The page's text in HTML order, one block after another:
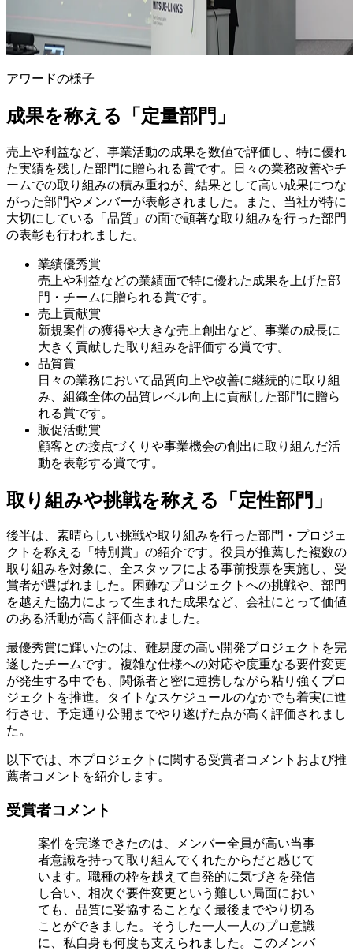
アワードの様子
成果を称える「定量部門」
売上や利益など、事業活動の成果を数値で評価し、特に優れ
た実績を残した部門に贈られる賞です。日々の業務改善やチ
ームでの取り組みの積み重ねが、結果として高い成果につな
がった部門やメンバーが表彰されました。また、当社が特に
大切にしている「品質」の面で顕著な取り組みを行った部門
の表彰も行われました。
業績優秀賞
売上や利益などの業績面で特に優れた成果を上げた部
門・チームに贈られる賞です。
売上貢献賞
新規案件の獲得や大きな売上創出など、事業の成長に
大きく貢献した取り組みを評価する賞です。
品質賞
日々の業務において品質向上や改善に継続的に取り組
み、組織全体の品質レベル向上に貢献した部門に贈ら
れる賞です。
販促活動賞
顧客との接点づくりや事業機会の創出に取り組んだ活
動を表彰する賞です。
取り組みや挑戦を称える「定性部門」
後半は、素晴らしい挑戦や取り組みを行った部門・プロジェ
クトを称える「特別賞」の紹介です。役員が推薦した複数の
取り組みを対象に、全スタッフによる事前投票を実施し、受
賞者が選ばれました。困難なプロジェクトへの挑戦や、部門
を越えた協力によって生まれた成果など、会社にとって価値
のある活動が高く評価されました。
最優秀賞に輝いたのは、難易度の高い開発プロジェクトを完
遂したチームです。複雑な仕様への対応や度重なる要件変更
が発生する中でも、関係者と密に連携しながら粘り強くプロ
ジェクトを推進。タイトなスケジュールのなかでも着実に進
行させ、予定通り公開までやり遂げた点が高く評価されまし
た。
以下では、本プロジェクトに関する受賞者コメントおよび推
薦者コメントを紹介します。
受賞者コメント
案件を完遂できたのは、メンバー全員が高い当事
者意識を持って取り組んでくれたからだと感じて
います。職種の枠を越えて自発的に気づきを発信
し合い、相次ぐ要件変更という難しい局面におい
ても、品質に妥協することなく最後までやり切る
ことができました。そうした一人一人のプロ意識
に、私自身も何度も支えられました。このメンバ